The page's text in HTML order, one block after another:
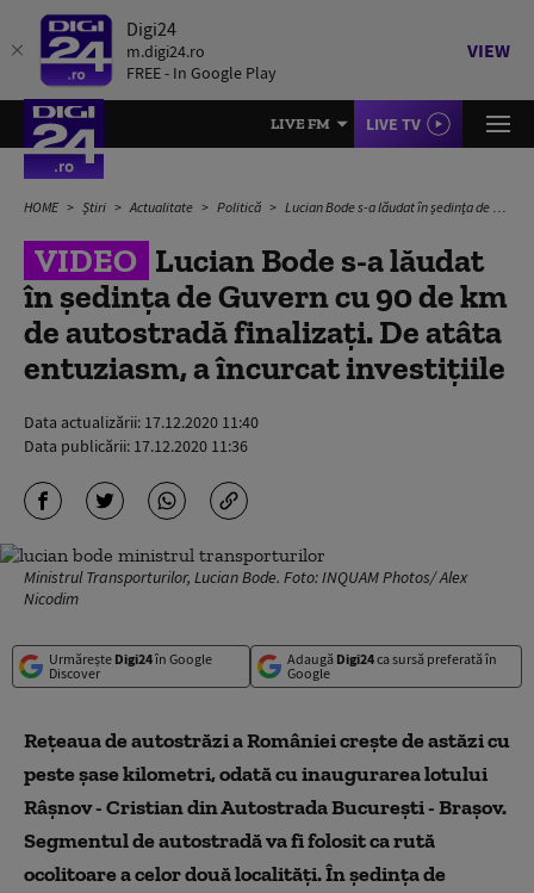
Digi24
m.digi24.ro
FREE - In Google Play
VIEW
LIVE FM LIVE TV
HOME Știri Actualitate Politică Lucian Bode s-a lăudat în ședința de Guvern cu 90 de km de autostradă finalizați. De atâta entuziasm, a încurcat investițiile
VIDEO Lucian Bode s-a lăudat
în ședința de Guvern cu 90 de km
de autostradă finalizați. De atâta
entuziasm, a încurcat investițiile
Data actualizării: 17.12.2020 11:40
Data publicării: 17.12.2020 11:36
Ministrul Transporturilor, Lucian Bode. Foto: INQUAM Photos/ Alex
Nicodim
Urmărește Digi24în Google
Discover
Adaugă Digi24ca sursă preferată în
Google
Rețeaua de autostrăzi a României crește de astăzi cu
peste șase kilometri, odată cu inaugurarea lotului
Râșnov - Cristian din Autostrada București - Brașov.
Segmentul de autostradă va fi folosit ca rută
ocolitoare a celor două localităţi. În ședința de